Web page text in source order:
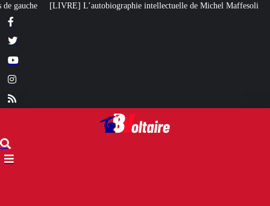
intellectuelle de Michel Maffesoli Pour regagner son